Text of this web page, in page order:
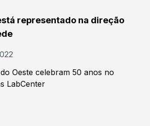
representado na direção